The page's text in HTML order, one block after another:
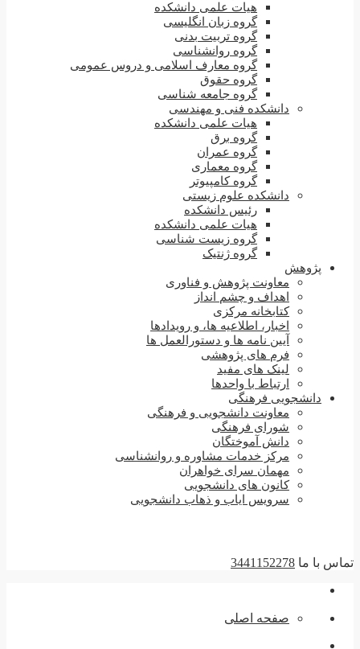
هیات علمی دانشکده
گروه زبان انگلیسی
گروه تربیت بدنی
گروه روانشناسی
گروه معارف اسلامی و دروس عمومی
گروه حقوق
گروه جامعه شناسی
دانشکده فنی و مهندسی
هیات علمی دانشکده
گروه برق
گروه عمران
گروه معماری
گروه کامپیوتر
دانشکده علوم زیستی
رئیس دانشکده
هیات علمی دانشکده
گروه زیست شناسی
گروه ژنتیک
پژوهش
معاونت پژوهش و فناوری
اهداف و چشم انداز
کتابخانه مرکزی
اخبار، اطلاعیه ها، و رویدادها
آیین نامه ها و دستورالعمل ها
فرم های پژوهشی
لینک های مفید
ارتباط با واحدها
دانشجویی فرهنگی
معاونت دانشجویی و فرهنگی
شورای فرهنگی
دانش آموختگان
مرکز خدمات مشاوره و روانشناسی
مهمان سرای خواهران
کانون های دانشجویی
سرویس ایاب و ذهاب دانشجویی
تماس با ما 3441152278
صفحه اصلی